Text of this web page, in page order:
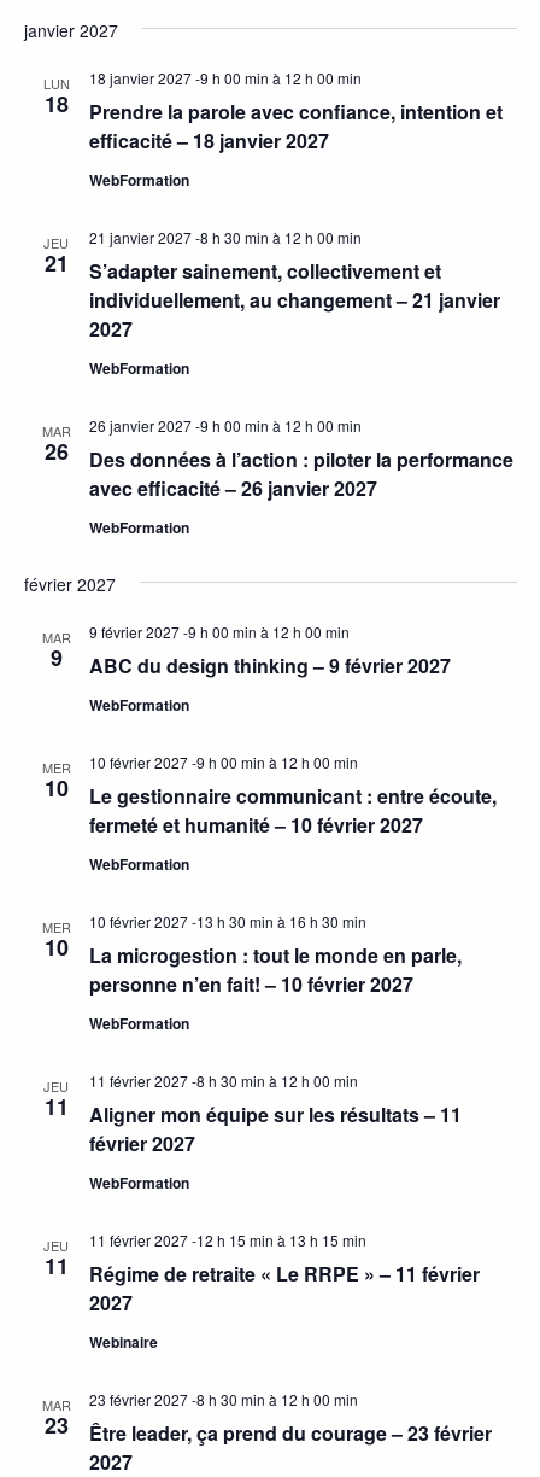
janvier 2027
LUN
18
Prendre la parole avec confiance, intention et
efficacité – 18 janvier 2027
18 janvier 2027 -9 h 00 min à 12 h 00 min
WebFormation
JEU
21
S’adapter sainement, collectivement et
individuellement, au changement – 21 janvier
2027
21 janvier 2027 -8 h 30 min à 12 h 00 min
WebFormation
MAR
26
Des données à l’action : piloter la performance
avec efficacité – 26 janvier 2027
26 janvier 2027 -9 h 00 min à 12 h 00 min
WebFormation
février 2027
MAR
9 ABC du design thinking – 9 février 2027
9 février 2027 -9 h 00 min à 12 h 00 min
WebFormation
MER
10
Le gestionnaire communicant : entre écoute,
fermeté et humanité – 10 février 2027
10 février 2027 -9 h 00 min à 12 h 00 min
WebFormation
MER
10
La microgestion : tout le monde en parle,
personne n’en fait! – 10 février 2027
10 février 2027 -13 h 30 min à 16 h 30 min
WebFormation
JEU
11
Aligner mon équipe sur les résultats – 11
février 2027
11 février 2027 -8 h 30 min à 12 h 00 min
WebFormation
JEU
11
Régime de retraite « Le RRPE » – 11 février
2027
11 février 2027 -12 h 15 min à 13 h 15 min
Webinaire
MAR
23
Être leader, ça prend du courage – 23 février
2027
23 février 2027 -8 h 30 min à 12 h 00 min